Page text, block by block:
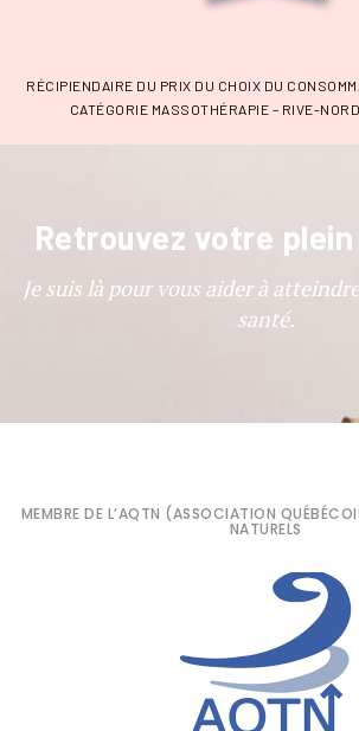
RÉCIPIENDAIRE DU PRIX DU CHOIX DU
CATÉGORIE MASSOTHÉRAPIE – RIVE-
Retrouvez votre
Je suis là pour vous aider à
santé.
MEMBRE DE L’AQTN (ASSOCIATION
NATURELS